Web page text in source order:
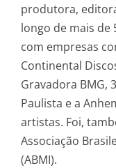
produtora,
longo de mais de
com empresas
Continental
Gravadora BMG,
Paulista e a
artistas. Foi,
Associação
(ABMI).